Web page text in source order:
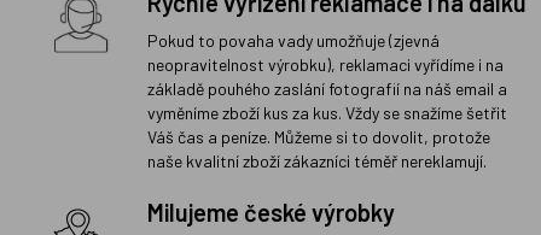
Pokud to povaha vady umožňuje (zjevná
neopravitelnost výrobku), reklamaci vyřídíme i na
základě pouhého zaslání fotografií na náš email a
vyměníme zboží kus za kus. Vždy se snažíme šetřit
Váš čas a peníze. Můžeme si to dovolit, protože
naše kvalitní zboží zákazníci téměř nereklamují.
Milujeme české výrobky